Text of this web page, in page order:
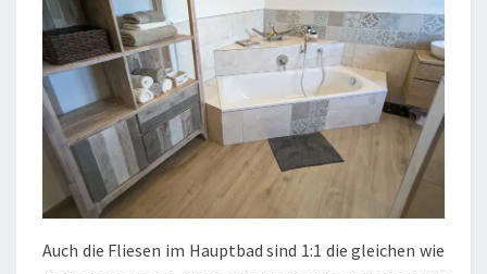
Auch die Fliesen im Hauptbad sind 1:1 die gleichen wie